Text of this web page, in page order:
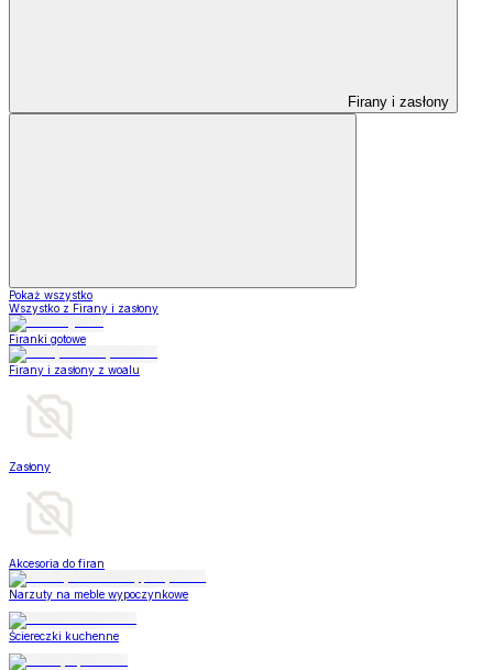
Firany i zasłony
Pokaż wszystko
Wszystko z Firany i zasłony
Firanki gotowe
Firany i zasłony z woalu
Zasłony
Akcesoria do firan
Narzuty na meble wypoczynkowe
Ściereczki kuchenne